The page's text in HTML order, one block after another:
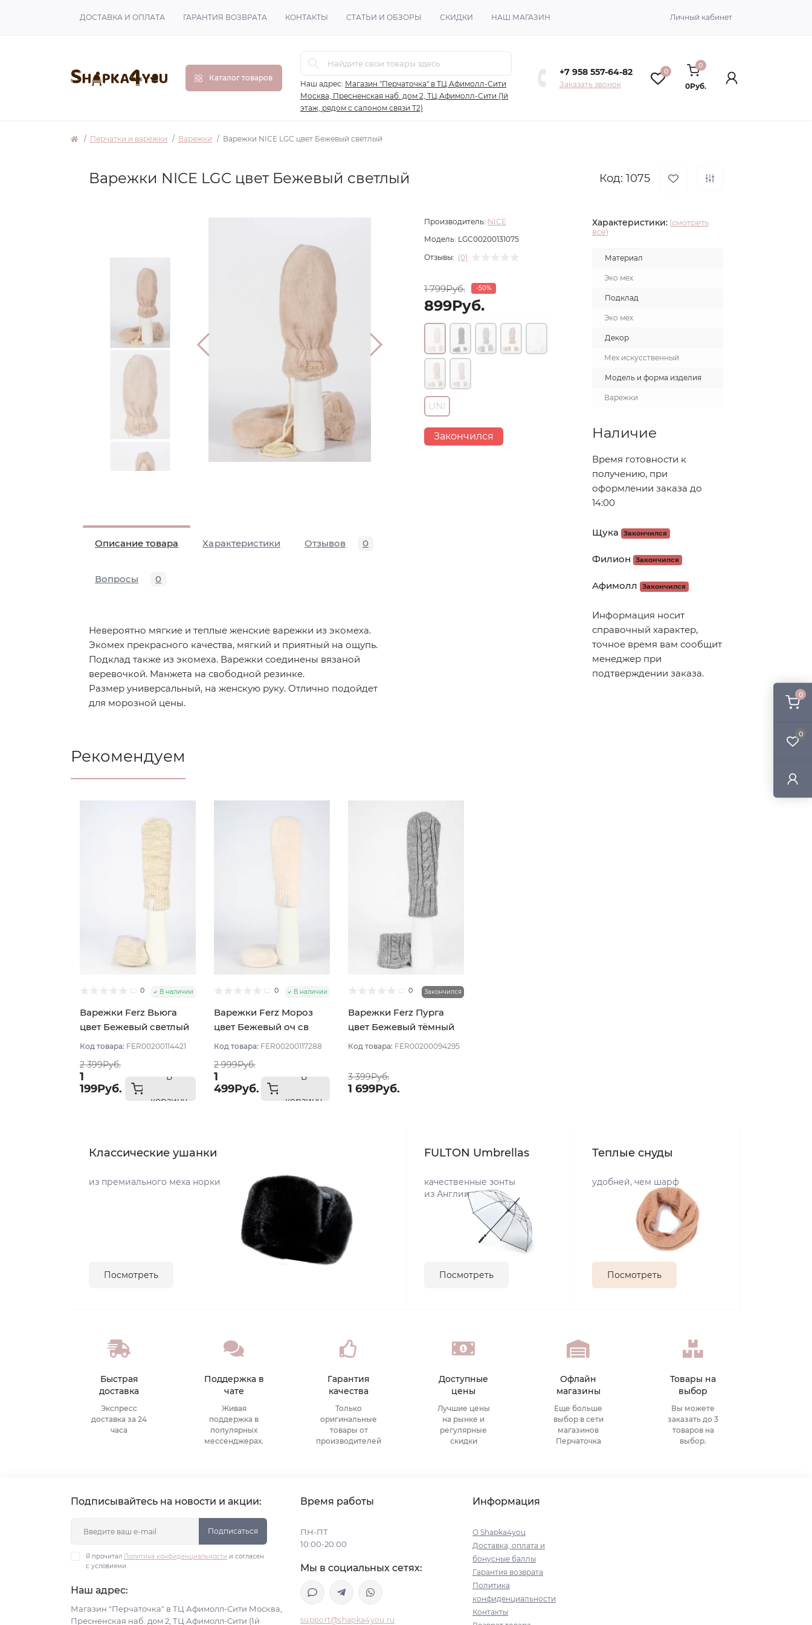
0
0
ДОСТАВКА И ОПЛАТА ГАРАНТИЯ ВОЗВРАТА КОНТАКТЫ СТАТЬИ И ОБЗОРЫ СКИДКИ НАШ МАГАЗИН Личный кабинет
Каталог товаров
Наш адрес: Магазин "Перчаточка" в ТЦ Афимолл-Сити
Москва, Пресненская наб. дом 2, ТЦ Афимолл-Сити (1й
этаж, рядом с салоном связи Т2)
+7 958 557-64-82
Заказать звонок
0
0
0Руб.
Перчатки и варежки Варежки Варежки NICE LGC цвет Бежевый светлый
Варежки NICE LGC цвет Бежевый светлый Код: 1075
Описание товара Характеристики Отзывов 0
Вопросы 0
Невероятно мягкие и теплые женские варежки из экомеха.
Экомех прекрасного качества, мягкий и приятный на ощупь.
Подклад также из экомеха. Варежки соединены вязаной
веревочкой. Манжета на свободной резинке.
Размер универсальный, на женскую руку. Отлично подойдет
для морозной цены.
Производитель: NICE
Модель: LGC00200131075
Отзывы: (0)
1 799Руб. -50%
899Руб.
UNI
Закончился
Характеристики: (смотреть
все)
Материал
Эко мех
Подклад
Эко мех
Декор
Мех искусственный
Модель и форма изделия
Варежки
Наличие
Время готовности к
получению, при
оформлении заказа до
14:00
Щука Закончился
Филион Закончился
Афимолл Закончился
Информация носит
справочный характер,
точное время вам сообщит
менеджер при
подтверждении заказа.
Рекомендуем
0 В наличии
Варежки Ferz Вьюга
цвет Бежевый светлый
Код товара: FER00200114421
2 399Руб.
1
199Руб.
В
корзину
0 В наличии
Варежки Ferz Мороз
цвет Бежевый оч св
Код товара: FER00200117288
2 999Руб.
1
499Руб.
В
корзину
0 Закончился
Варежки Ferz Пурга
цвет Бежевый тёмный
Код товара: FER00200094295
3 399Руб.
1 699Руб.
Классические ушанки
из премиального меха норки
Посмотреть
FULTON Umbrellas
качественные зонты
из Англии
Посмотреть
Теплые снуды
удобней, чем шарф
Посмотреть
Быстрая
доставка
Экспресс
доставка за 24
часа
Поддержка в
чате
Живая
поддержка в
популярных
мессенджерах.
Гарантия
качества
Только
оригинальные
товары от
производителей
Доступные
цены
Лучшие цены
на рынке и
регулярные
скидки
Офлайн
магазины
Еще больше
выбор в сети
магазинов
Перчаточка
Товары на
выбор
Вы можете
заказать до 3
товаров на
выбор.
Подписывайтесь на новости и акции:
Подписаться
Я прочитал Политика конфиденциальности и согласен
с условиями
Наш адрес:
Магазин "Перчаточка" в ТЦ Афимолл-Сити Москва,
Пресненская наб. дом 2, ТЦ Афимолл-Сити (1й
Время работы
ПН-ПТ
10:00-20:00
Мы в социальных сетях:
support@shapka4you.ru
Информация
О Shapka4you
Доставка, оплата и
бонусные баллы
Гарантия возврата
Политика
конфиденциальности
Контакты